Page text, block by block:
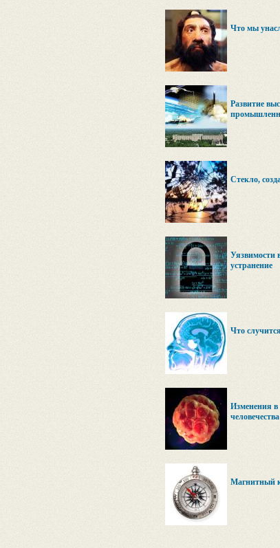
Что мы
Развитие
Стекло,
Уязвимости
устранение
Что
Изменения в
человечества
Магнитный